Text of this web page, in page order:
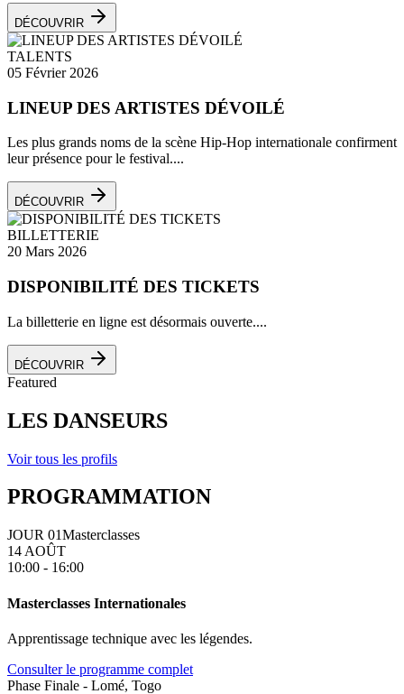
DÉCOUVRIR
TALENTS
05 Février 2026
LINEUP DES ARTISTES DÉVOILÉ
Les plus grands noms de la scène Hip-Hop internationale confirment
leur présence pour le festival....
DÉCOUVRIR
BILLETTERIE
20 Mars 2026
DISPONIBILITÉ DES TICKETS
La billetterie en ligne est désormais ouverte....
DÉCOUVRIR
Featured
LES DANSEURS
Voir tous les profils
PROGRAMMATION
JOUR 01Masterclasses
14 AOÛT
10:00 - 16:00
Masterclasses Internationales
Apprentissage technique avec les légendes.
Consulter le programme complet
Phase Finale - Lomé, Togo